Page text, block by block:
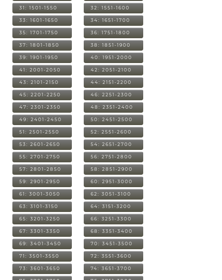
31: 1501-1550 32: 1551-1600
33: 1601-1650 34: 1651-1700
35: 1701-1750 36: 1751-1800
37: 1801-1850 38: 1851-1900
39: 1901-1950 40: 1951-2000
41: 2001-2050 42: 2051-2100
43: 2101-2150 44: 2151-2200
45: 2201-2250 46: 2251-2300
47: 2301-2350 48: 2351-2400
49: 2401-2450 50: 2451-2500
51: 2501-2550 52: 2551-2600
53: 2601-2650 54: 2651-2700
55: 2701-2750 56: 2751-2800
57: 2801-2850 58: 2851-2900
59: 2901-2950 60: 2951-3000
61: 3001-3050 62: 3051-3100
63: 3101-3150 64: 3151-3200
65: 3201-3250 66: 3251-3300
67: 3301-3350 68: 3351-3400
69: 3401-3450 70: 3451-3500
71: 3501-3550 72: 3551-3600
73: 3601-3650 74: 3651-3700